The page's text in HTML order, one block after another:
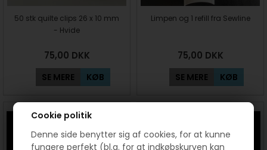
Cookie politik
Denne side benytter sig af cookies, for at kunne
fungere perfekt (bl.a. for at indkøbskurven kan
50 stk quilte clips 26 x 10 mm
- Hvide
75,00 DKK
SE MERE KØB
Limpen og 1 refill fra Sewline
75,00 DKK
SE MERE KØB